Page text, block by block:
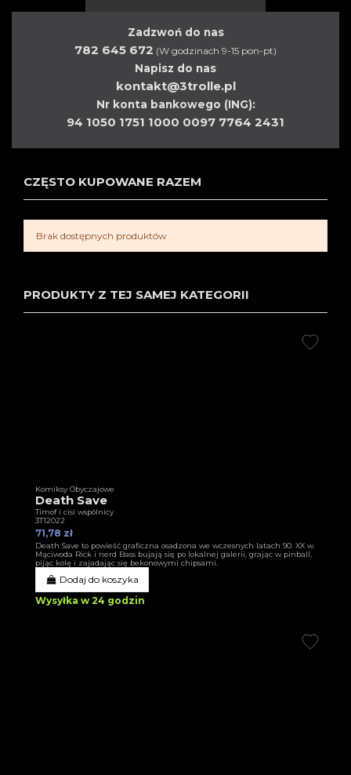
Zadzwoń do nas
782 645 672 (W godzinach 9-15 pon-pt)
Napisz do nas
kontakt@3trolle.pl
Nr konta bankowego (ING):
94 1050 1751 1000 0097 7764 2431
CZĘSTO KUPOWANE RAZEM
Brak dostępnych produktów
PRODUKTY Z TEJ SAMEJ KATEGORII
Komiksy Obyczajowe
Death Save
Timof i cisi wspólnicy
3T12022
71,78 zł
Death Save to powieść graficzna osadzona we wczesnych latach 90. XX w.
Mąciwoda Rick i nerd Bass bujają się po lokalnej galerii, grając w pinball,
pijąc kolę i zajadając się bekonowymi chipsami.
Dodaj do koszyka
Wysyłka w 24 godzin